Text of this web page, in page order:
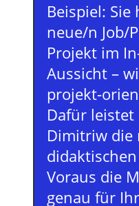
Beispiel:
neue/n Job/
Projekt im
Aussicht –
projekt-
Dafür leistet
Dimitriw die
Voraus die
genau für